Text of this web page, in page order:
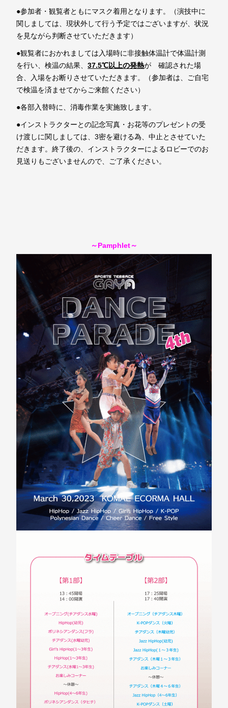
●参加者・観覧者ともにマスク着用となります。（演技中に
関しましては、現状外して行う予定ではございますが、状況
を見ながら判断させていただきます）
●観覧者におかれましては入場時に非接触体温計で体温計測
を行い、検温の結果、37.5℃以上の発熱が 確認された場
合、入場をお断りさせていただきます。（参加者は、ご自宅
で検温を済ませてからご来館ください）
●各部入替時に、消毒作業を実施致します。
●インストラクターとの記念写真・お花等のプレゼントの受
け渡しに関しましては、3密を避ける為、中止とさせていた
だきます。終了後の、インストラクターによるロビーでのお
見送りもございませんので、ご了承ください。
～Pamphlet～